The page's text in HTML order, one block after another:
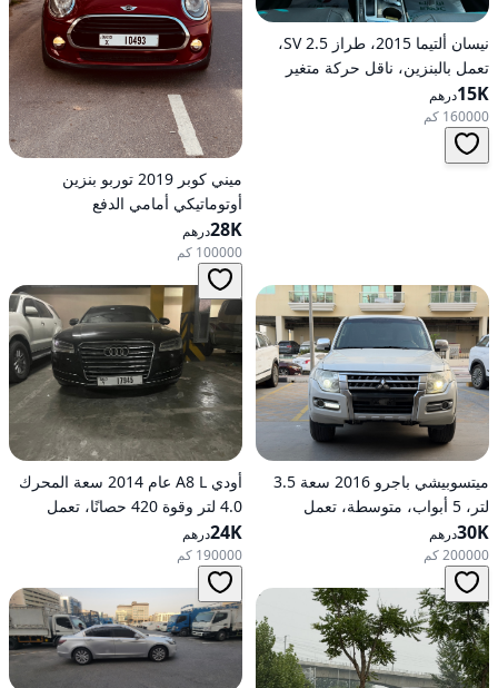
نيسان ألتيما 2015، طراز 2.5 SV،
تعمل بالبنزين، ناقل حركة متغير
مستمر (CVT)، دفع أمامي
15Kدرهم
160000 كم
ميني كوبر 2019 توربو بنزين
أوتوماتيكي أمامي الدفع
28Kدرهم
100000 كم
ميتسوبيشي باجرو 2016 سعة 3.5
لتر، 5 أبواب، متوسطة، تعمل
بالبنزين، أوتوماتيكية، دفع رباعي
30Kدرهم
200000 كم
أودي A8 L عام 2014 سعة المحرك
4.0 لتر وقوة 420 حصانًا، تعمل
بالبنزين، ناقل حركة أوتوماتيكي، دفع
كلي للعجلات
24Kدرهم
190000 كم